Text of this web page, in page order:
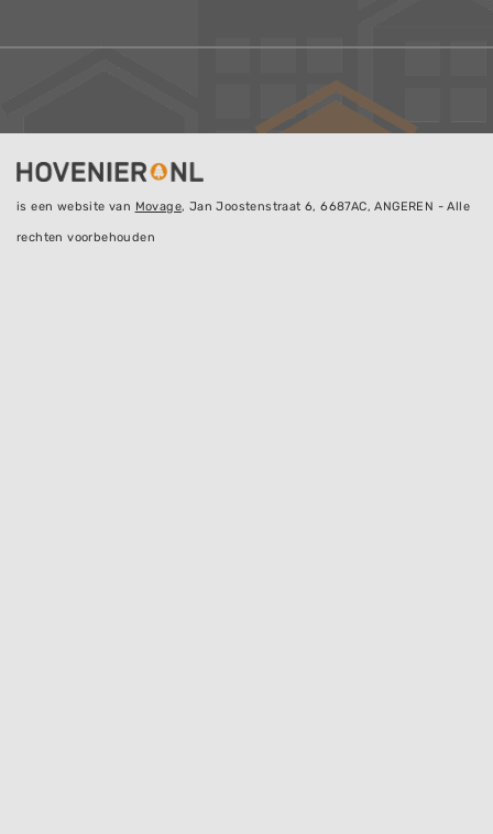
is een website van Movage, Jan Joostenstraat 6, 6687AC, ANGEREN - Alle
rechten voorbehouden